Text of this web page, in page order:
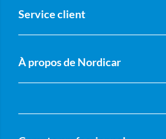
Service client
À propos de Nordicar